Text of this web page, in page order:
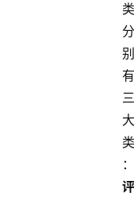
类
分
别
有
三
大
类
：
评